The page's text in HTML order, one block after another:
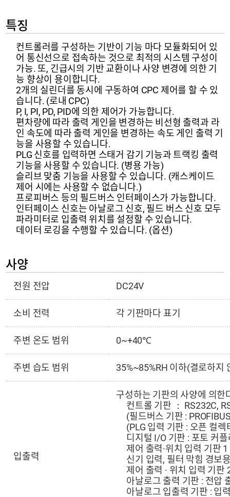
특징
컨트롤러를 구성하는 기반이 기능 마다 모듈화되어 있
어 통신선으로 접속하는 것으로 최적의 시스템 구성이
가능. 또, 긴급시의 기반 교환이나 사양 변경에 의한 기
능 향상이 용이합니다.
2개의 실린더를 동시에 구동하여 CPC 제어를 할 수 있
습니다. (로내 CPC)
P, I, PI, PD, PID에 의한 제어가 가능합니다.
편차량에 따라 출력 게인을 변경하는 비선형 출력과 라
인 속도에 따라 출력 게인을 변경하는 속도 게인 출력 기
능을 사용할 수 있습니다.
PLG 신호를 입력하면 스태거 감기 기능과 트랙킹 출력
기능을 사용할 수 있습니다. (병용 가능)
슬리브 맞춤 기능을 사용할 수 있습니다. (캐스케이드
제어 시에는 사용할 수 없습니다.)
프로피버스 등의 필드버스 인터페이스가 가능합니다.
인터페이스 신호는 아날로그 신호, 필드 버스 신호 모두
파라미터로 입출력 위치를 설정할 수 있습니다.
데이터 로깅을 수행할 수 있습니다. (옵션)
사양
전원 전압 DC24V
소비 전력 각 기판마다 표기
주변 온도 범위 0~+40℃
주변 습도 범위 35%~85%RH 이하(결로하지
입출력
구성하는 기판의 사양에 의한
컨트롤 기판 ： RS232C,
(필드버스 기판 :
(PLG 입력 기판 : 오픈 컬
디지털 I/O 기판 : 포토 커
제어 출력·위치 입력 기판
신기 입력, 필터 막힘 경보
제어 출력 · 위치 입력 기판
아날로그 출력 기판 : 전압
아날로그 입출력 기판 : 입